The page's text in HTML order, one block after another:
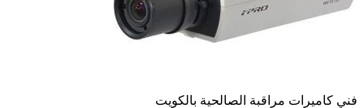
فني كاميرات مراقبة الصالحية بالكويت